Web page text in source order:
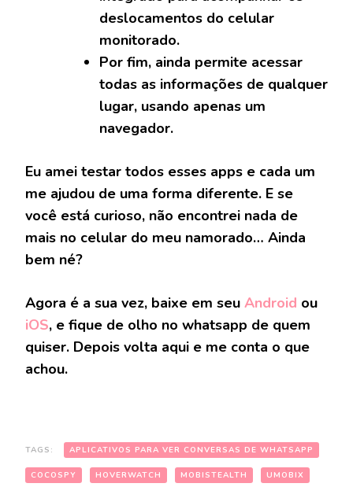
deslocamentos do celular
monitorado.
Por fim, ainda permite acessar
todas as informações de qualquer
lugar, usando apenas um
navegador.
Eu amei testar todos esses apps e cada um
me ajudou de uma forma diferente. E se
você está curioso, não encontrei nada de
mais no celular do meu namorado… Ainda
bem né?
Agora é a sua vez, baixe em seu Android ou
iOS, e fique de olho no whatsapp de quem
quiser. Depois volta aqui e me conta o que
achou.
TAGS: APLICATIVOS PARA VER CONVERSAS DE WHATSAPP
COCOSPY HOVERWATCH MOBISTEALTH UMOBIX